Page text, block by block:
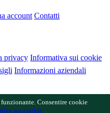
account Contatti
privacy Informativa sui cookie
Informazioni aziendali
Consentire cookie
sui cookie